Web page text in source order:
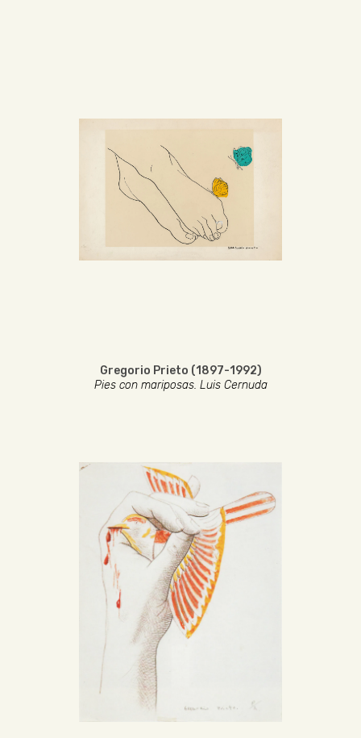
Gregorio Prieto (1897-1992)
Pies con mariposas. Luis Cernuda